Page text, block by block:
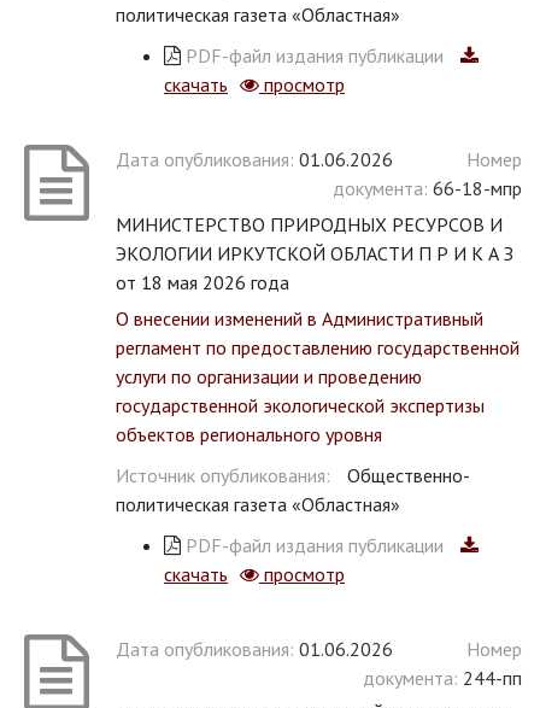
политическая газета «Областная»
PDF-файл издания публикации
скачать
просмотр
Дата опубликования: 01.06.2026
Номер
документа: 66-18-мпр
МИНИСТЕРСТВО ПРИРОДНЫХ РЕСУРСОВ И
ЭКОЛОГИИ ИРКУТСКОЙ ОБЛАСТИ П Р И К А З
от 18 мая 2026 года
О внесении изменений в Административный
регламент по предоставлению государственной
услуги по организации и проведению
государственной экологической экспертизы
объектов регионального уровня
Источник опубликования:
Общественно-
политическая газета «Областная»
PDF-файл издания публикации
скачать
просмотр
Дата опубликования: 01.06.2026
Номер
документа: 244-пп